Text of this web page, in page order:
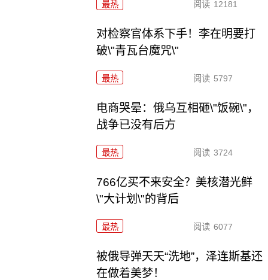
最热 阅读 12181
对检察官体系下手！李在明要打
破\"青瓦台魔咒\"
最热 阅读 5797
电商哭晕：俄乌互相砸\"饭碗\"，
战争已没有后方
最热 阅读 3724
766亿买不来安全？美核潜光鲜
\"大计划\"的背后
最热 阅读 6077
被俄导弹天天“洗地”，泽连斯基还
在做着美梦！